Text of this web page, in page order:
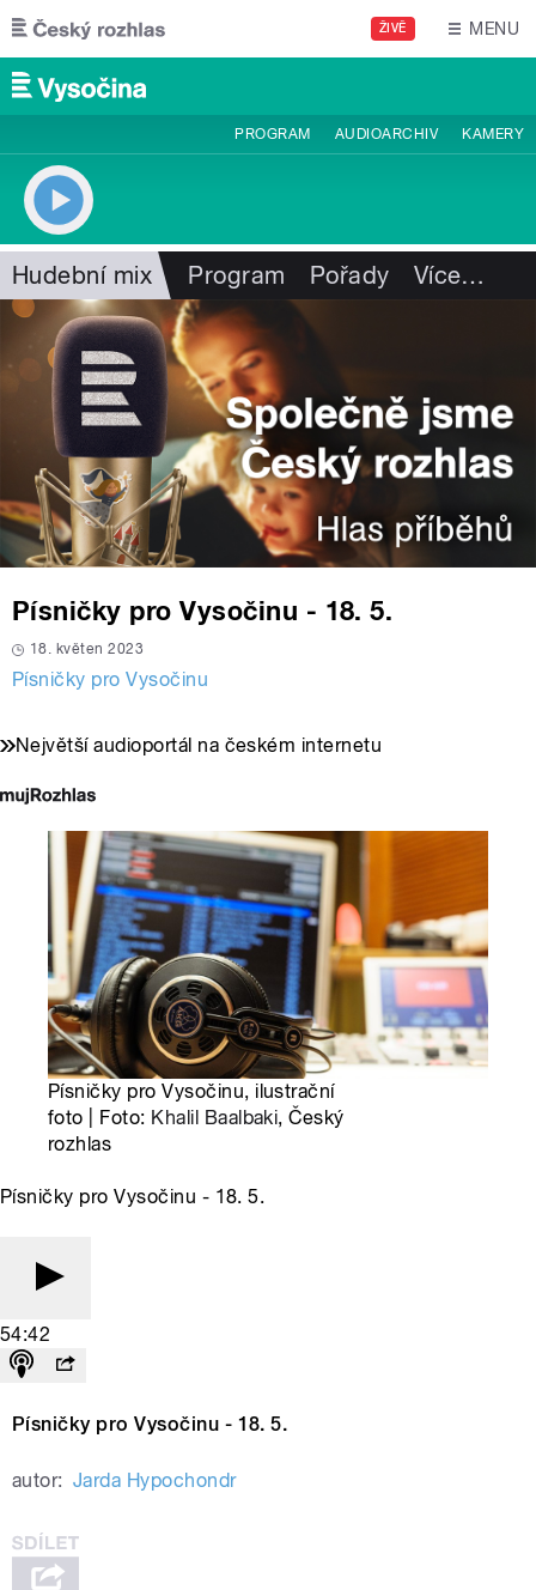
Přejít k hlavnímu obsahu
ŽIVĚ MENU
PROGRAM AUDIOARCHIV KAMERY
Hudební mix Program Pořady Více…
Písničky pro Vysočinu - 18. 5.
18. květen 2023
Písničky pro Vysočinu
Největší audioportál na českém internetu
Písničky pro Vysočinu, ilustrační
foto | Foto: Khalil Baalbaki, Český
rozhlas
Písničky pro Vysočinu - 18. 5.
54:42
Písničky pro Vysočinu - 18. 5.
autor: Jarda Hypochondr